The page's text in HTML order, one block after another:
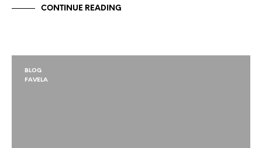
CONTINUE READING
BLOG
FAVELA